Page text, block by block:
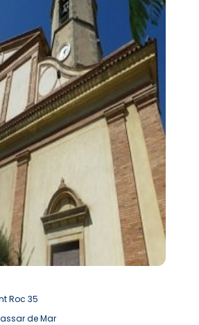
Roc 35
de Mar